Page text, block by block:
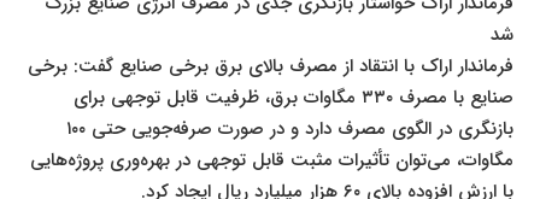
شد
فرماندار اراک با انتقاد از مصرف بالای برق برخی صنایع گفت: برخی
صنایع با مصرف ۳۳۰ مگاوات برق، ظرفیت قابل توجهی برای
بازنگری در الگوی مصرف دارد و در صورت صرفه‌جویی حتی ۱۰۰
مگاوات، می‌توان تأثیرات مثبت قابل توجهی در بهره‌وری پروژه‌هایی
با ارزش افزوده بالای ۶۰ هزار میلیارد ریال ایجاد کرد.